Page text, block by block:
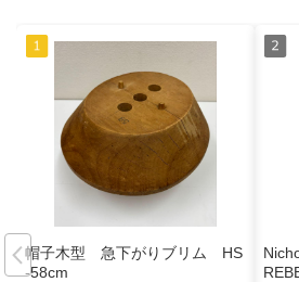
帽子木型 急下がりブリム HS
-58cm